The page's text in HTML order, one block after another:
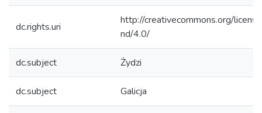
dc.rights.uri
http://creativecommons.org/
nd/4.0/
dc.subject Żydzi
dc.subject Galicja